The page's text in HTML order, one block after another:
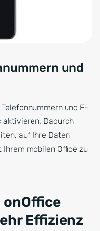
und
und E-
aktivieren. Dadurch
auf Ihre Daten
mobilen Office zu
onOffice
Effizienz